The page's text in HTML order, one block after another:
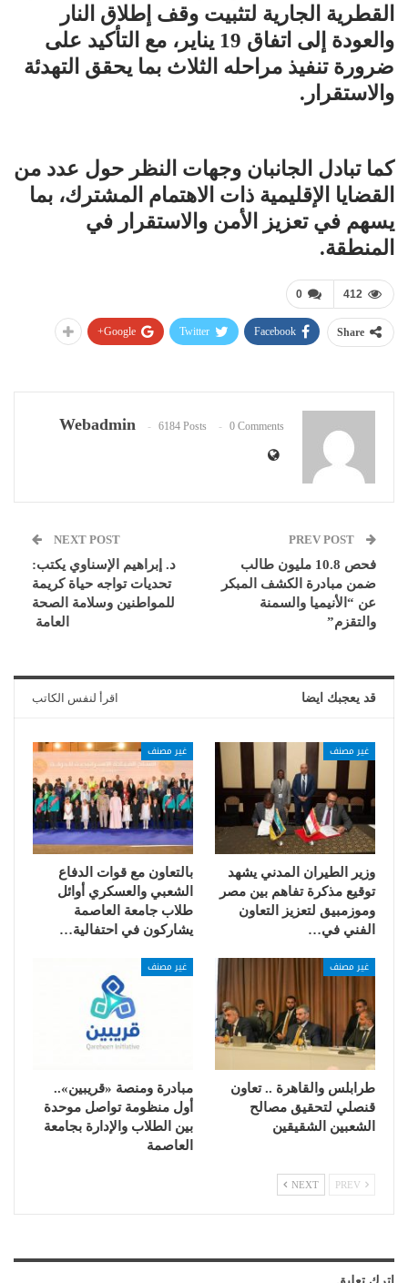
القطرية الجارية لتثبيت وقف إطلاق النار
والعودة إلى اتفاق 19 يناير، مع التأكيد على
ضرورة تنفيذ مراحله الثلاث بما يحقق التهدئة
والاستقرار.
كما تبادل الجانبان وجهات النظر حول عدد من
القضايا الإقليمية ذات الاهتمام المشترك، بما
يسهم في تعزيز الأمن والاستقرار في
المنطقة.
0 412
Share
Facebook
Twitter
Google+
Webadmin 6184 Posts 0 Comments
فحص 10.8 مليون طالب
ضمن مبادرة الكشف المبكر
عن “الأنيميا والسمنة
والتقزم”
NEXT POST
د. إبراهيم الإسناوي يكتب:
تحديات تواجه حياة كريمة
للمواطنين وسلامة الصحة
العامة
قد يعجبك ايضا اقرأ لنفس الكاتب
غير مصنف
وزير الطيران المدني يشهد
توقيع مذكرة تفاهم بين مصر
وموزمبيق لتعزيز التعاون
الفني في…
غير مصنف
بالتعاون مع قوات الدفاع
الشعبي والعسكري أوائل
طلاب جامعة العاصمة
يشاركون في احتفالية…
غير مصنف
طرابلس والقاهرة .. تعاون
قنصلي لتحقيق مصالح
الشعبين الشقيقين
غير مصنف
مبادرة ومنصة «قريبين»..
أول منظومة تواصل موحدة
بين الطلاب والإدارة بجامعة
العاصمة
NEXT